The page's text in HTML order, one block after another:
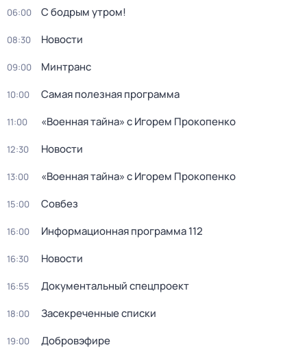
06:00 С бодрым утром!
08:30 Новости
09:00 Минтранс
10:00 Самая полезная программа
11:00 «Военная тайна» с Игорем Прокопенко
12:30 Новости
13:00 «Военная тайна» с Игорем Прокопенко
15:00 Совбез
16:00 Информационная программа 112
16:30 Новости
16:55 Документальный спецпроект
18:00 Заcекрeченные списки
19:00 Добровэфире